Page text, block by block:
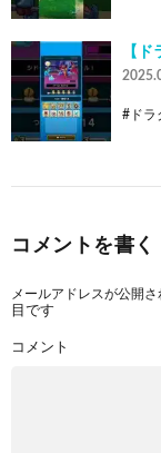
【
#ドラ
コメントを書く
メールアドレスが公開
目です
コメント